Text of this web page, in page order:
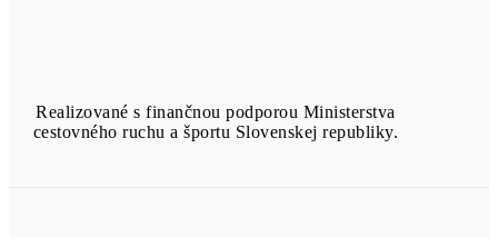
Realizované s finančnou podporou Ministerstva
cestovného ruchu a športu Slovenskej republiky.